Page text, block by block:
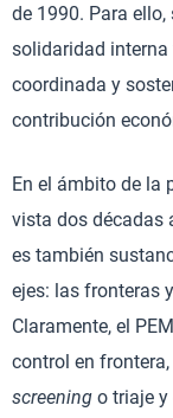
de 1990. Para
solidaridad
coordinada y
contribución
En el ámbito de la
vista dos décadas
es también
ejes: las fronteras
Claramente, el
control en
screening o triaje y